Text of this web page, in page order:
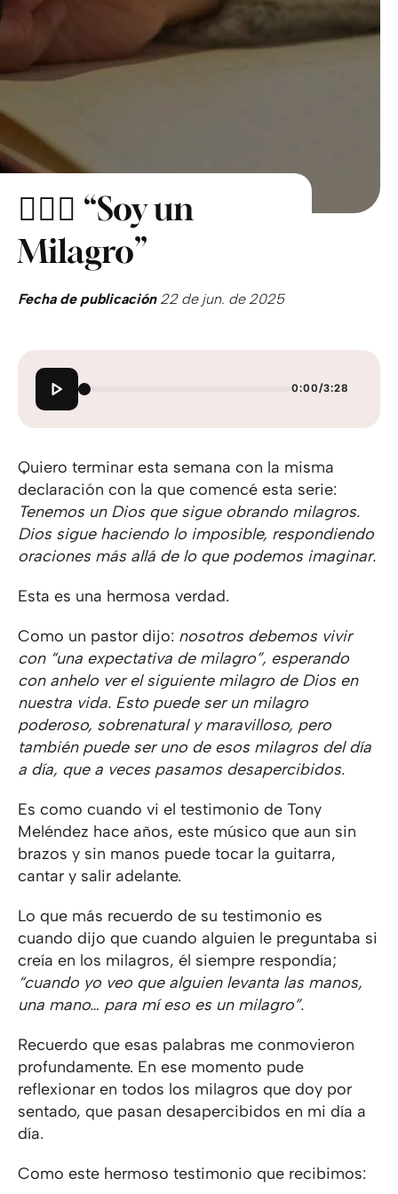
🙋🏻‍♂️ “Soy un
Milagro”
Fecha de publicación22 de jun. de 2025
0:00/3:28
Quiero terminar esta semana con la misma
declaración con la que comencé esta serie:
Tenemos un Dios que sigue obrando milagros.
Dios sigue haciendo lo imposible, respondiendo
oraciones más allá de lo que podemos imaginar.
Esta es una hermosa verdad.
Como un pastor dijo: nosotros debemos vivir
con “una expectativa de milagro”, esperando
con anhelo ver el siguiente milagro de Dios en
nuestra vida. Esto puede ser un milagro
poderoso, sobrenatural y maravilloso, pero
también puede ser uno de esos milagros del día
a día, que a veces pasamos desapercibidos.
Es como cuando vi el testimonio de Tony
Meléndez hace años, este músico que aun sin
brazos y sin manos puede tocar la guitarra,
cantar y salir adelante.
Lo que más recuerdo de su testimonio es
cuando dijo que cuando alguien le preguntaba si
creía en los milagros, él siempre respondía;
“cuando yo veo que alguien levanta las manos,
una mano… para mí eso es un milagro”.
Recuerdo que esas palabras me conmovieron
profundamente. En ese momento pude
reflexionar en todos los milagros que doy por
sentado, que pasan desapercibidos en mi día a
día.
Como este hermoso testimonio que recibimos: